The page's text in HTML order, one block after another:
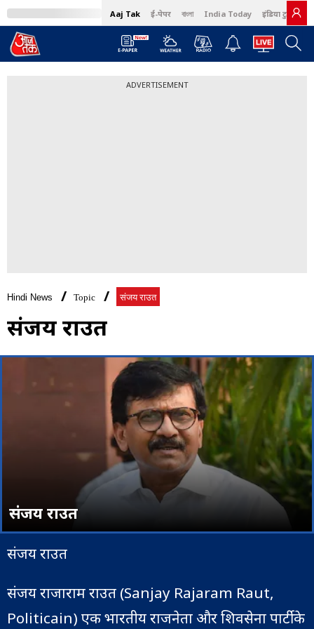
Aaj Tak ई-पेपर বাংলা India Today इंडिया टुडे हिंदी
ADVERTISEMENT
Hindi News Topic संजय राउत
संजय राउत
संजय राउत
संजय राउत
संजय राजाराम राउत (Sanjay Rajaram Raut,
Politicain) एक भारतीय राजनेता और शिवसेना पार्टी के